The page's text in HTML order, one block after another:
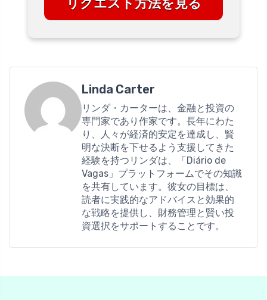
リクエスト方法を見る
Linda Carter
リンダ・カーターは、金融と投資の
専門家であり作家です。長年にわた
り、人々が経済的安定を達成し、賢
明な決断を下せるよう支援してきた
経験を持つリンダは、「Diário de
Vagas」プラットフォームでその知識
を共有しています。彼女の目標は、
読者に実践的なアドバイスと効果的
な戦略を提供し、財務管理と賢い投
資選択をサポートすることです。